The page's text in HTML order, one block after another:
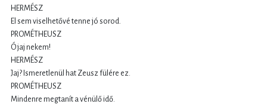
HERMÉSZ
El sem viselhetővé tenne jó sorod.
PROMÉTHEUSZ
Ó jaj nekem!
HERMÉSZ
Jaj? Ismeretlenül hat Zeusz fülére ez.
PROMÉTHEUSZ
Mindenre megtanít a vénülő idő.